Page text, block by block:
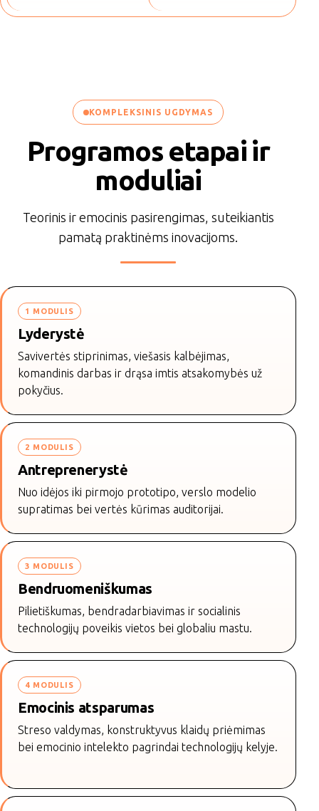
KOMPLEKSINIS UGDYMAS
Programos etapai ir
moduliai
Teorinis ir emocinis pasirengimas, suteikiantis
pamatą praktinėms inovacijoms.
1 MODULIS
Lyderystė
Savivertės stiprinimas, viešasis kalbėjimas,
komandinis darbas ir drąsa imtis atsakomybės už
pokyčius.
2 MODULIS
Antreprenerystė
Nuo idėjos iki pirmojo prototipo, verslo modelio
supratimas bei vertės kūrimas auditorijai.
3 MODULIS
Bendruomeniškumas
Pilietiškumas, bendradarbiavimas ir socialinis
technologijų poveikis vietos bei globaliu mastu.
4 MODULIS
Emocinis atsparumas
Streso valdymas, konstruktyvus klaidų priėmimas
bei emocinio intelekto pagrindai technologijų kelyje.